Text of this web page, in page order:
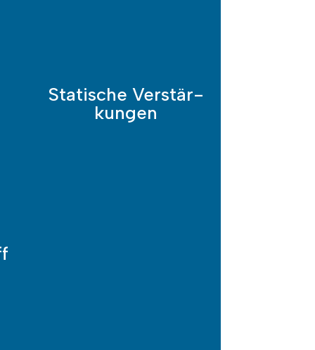
Statische Ver­stär­
kungen